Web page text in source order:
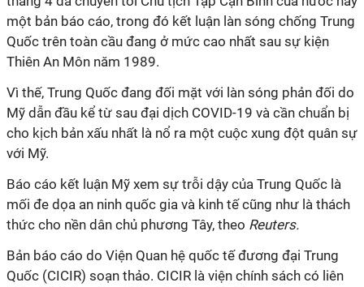
một bản báo cáo, trong đó kết luận làn sóng chống Trung
Quốc trên toàn cầu đang ở mức cao nhất sau sự kiện
Thiên An Môn năm 1989.
Vì thế, Trung Quốc đang đối mặt với làn sóng phản đối do
Mỹ dẫn đầu kể từ sau đại dịch COVID-19 và cần chuẩn bị
cho kịch bản xấu nhất là nổ ra một cuộc xung đột quân sự
với Mỹ.
Báo cáo kết luận Mỹ xem sự trỗi dậy của Trung Quốc là
mối đe dọa an ninh quốc gia và kinh tế cũng như là thách
thức cho nền dân chủ phương Tây, theo Reuters.
Bản báo cáo do Viện Quan hệ quốc tế đương đại Trung
Quốc (CICIR) soạn thảo. CICIR là viện chính sách có liên